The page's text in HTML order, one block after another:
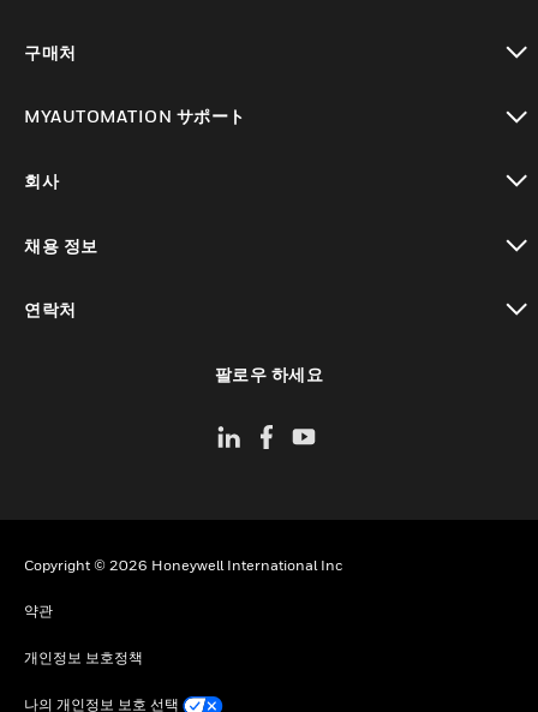
구매처
MYAUTOMATION サポート
회사
채용 정보
연락처
팔로우 하세요
Copyright © 2026 Honeywell International Inc
약관
개인정보 보호정책
나의 개인정보 보호 선택